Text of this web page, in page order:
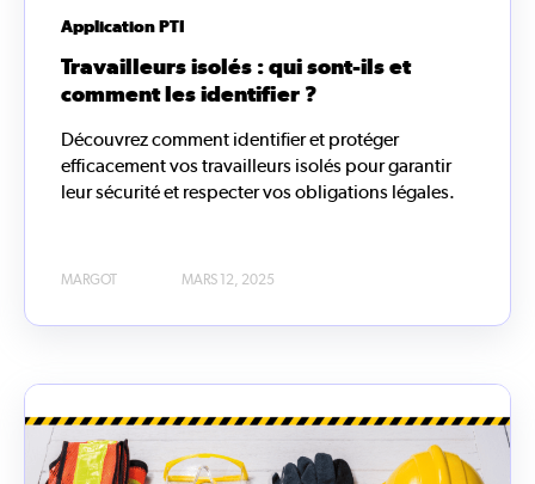
Application PTI
Travailleurs isolés : qui sont-ils et
comment les identifier ?
Découvrez comment identifier et protéger
efficacement vos travailleurs isolés pour garantir
leur sécurité et respecter vos obligations légales.
MARGOT MARS 12, 2025